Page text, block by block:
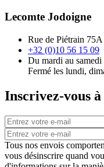
Lecomte Jodoigne
Rue de Piétrain
+32 (0)10 56 15 09
Du mardi au samedi
Fermé les lundi,
Inscrivez-vous
Tous nos envois
vous désinscrire quand